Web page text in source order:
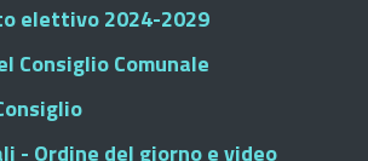
elettivo 2024-2029
Consiglio Comunale
- Ordine del giorno e video